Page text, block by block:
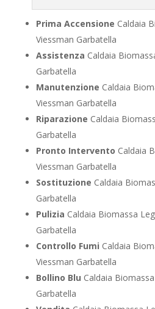
Prima Accensione Caldaia
Viessman Garbatella
Assistenza Caldaia
Garbatella
Manutenzione Caldaia
Viessman Garbatella
Riparazione Caldaia
Garbatella
Pronto Intervento Caldaia
Viessman Garbatella
Sostituzione Caldaia
Garbatella
Pulizia Caldaia Biomassa
Garbatella
Controllo Fumi Caldaia
Viessman Garbatella
Bollino Blu Caldaia
Garbatella